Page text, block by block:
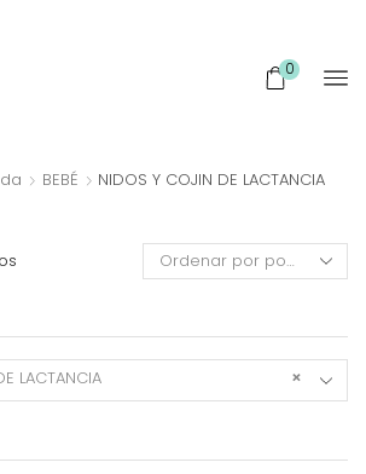
0
BEBÉ NIDOS Y COJIN DE LACTANCIA
×
LACTANCIA